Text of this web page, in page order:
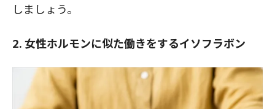
しましょう。
2. 女性ホルモンに似た働きをするイソフラボン